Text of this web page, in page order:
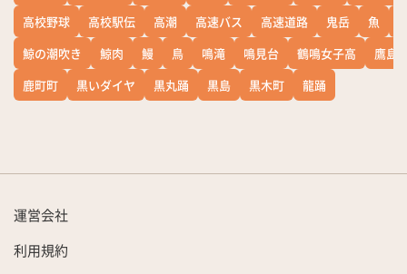
高校野球
高校駅伝 高潮 高速バス 高速道路 鬼岳 魚
鯨の潮吹き
鯨肉 鰻 鳥 鳴滝 鳴見台 鶴鳴女子高
鷹島
鹿町町
黒いダイヤ 黒丸踊 黒島 黒木町 龍踊
運営会社
利用規約